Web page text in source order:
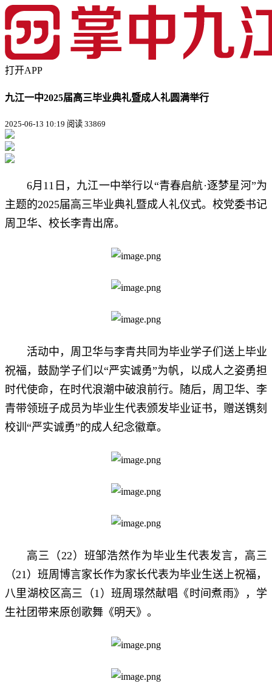
打开APP
九江一中2025届高三毕业典礼暨成人礼圆满举行
2025-06-13 10:19 阅读 33869
6月11日，九江一中举行以“青春启航·逐梦星河”为
主题的2025届高三毕业典礼暨成人礼仪式。校党委书记
周卫华、校长李青出席。
活动中，周卫华与李青共同为毕业学子们送上毕业
祝福，鼓励学子们以“严实诚勇”为帆，以成人之姿勇担
时代使命，在时代浪潮中破浪前行。随后，周卫华、李
青带领班子成员为毕业生代表颁发毕业证书，赠送镌刻
校训“严实诚勇”的成人纪念徽章。
高三（22）班邹浩然作为毕业生代表发言，高三
（21）班周博言家长作为家长代表为毕业生送上祝福，
八里湖校区高三（1）班周璟然献唱《时间煮雨》，学
生社团带来原创歌舞《明天》。